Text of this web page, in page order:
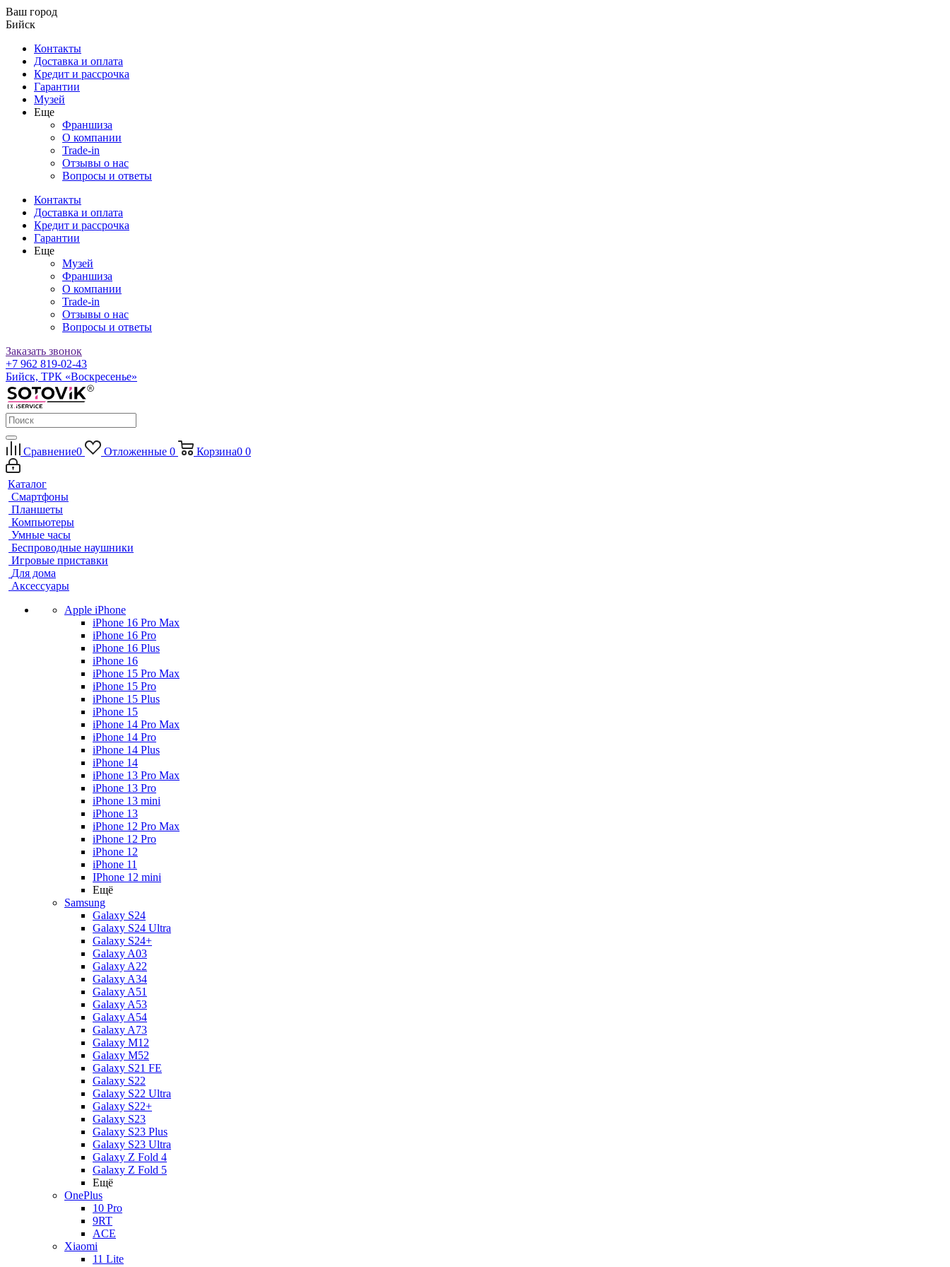
Ваш город
Бийск
Контакты
Доставка и оплата
Кредит и рассрочка
Гарантии
Музей
Еще
Франшиза
О компании
Trade-in
Отзывы о нас
Вопросы и ответы
Контакты
Доставка и оплата
Кредит и рассрочка
Гарантии
Еще
Музей
Франшиза
О компании
Trade-in
Отзывы о нас
Вопросы и ответы
Заказать звонок
+7 962 819-02-43
Бийск, ТРК «Воскресенье»
Сравнение0 Отложенные 0 Корзина0 0
Каталог
Смартфоны
Планшеты
Компьютеры
Умные часы
Беспроводные наушники
Игровые приставки
Для дома
Аксессуары
Apple iPhone
iPhone 16 Pro Max
iPhone 16 Pro
iPhone 16 Plus
iPhone 16
iPhone 15 Pro Max
iPhone 15 Pro
iPhone 15 Plus
iPhone 15
iPhone 14 Pro Max
iPhone 14 Pro
iPhone 14 Plus
iPhone 14
iPhone 13 Pro Max
iPhone 13 Pro
iPhone 13 mini
iPhone 13
iPhone 12 Pro Max
iPhone 12 Pro
iPhone 12
iPhone 11
IPhone 12 mini
Ещё
Samsung
Galaxy S24
Galaxy S24 Ultra
Galaxy S24+
Galaxy A03
Galaxy A22
Galaxy A34
Galaxy A51
Galaxy A53
Galaxy A54
Galaxy A73
Galaxy M12
Galaxy M52
Galaxy S21 FE
Galaxy S22
Galaxy S22 Ultra
Galaxy S22+
Galaxy S23
Galaxy S23 Plus
Galaxy S23 Ultra
Galaxy Z Fold 4
Galaxy Z Fold 5
Ещё
OnePlus
10 Pro
9RT
ACE
Xiaomi
11 Lite